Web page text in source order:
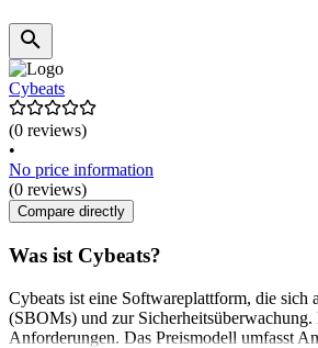
Cybeats
(0 reviews)
•
No price information
(0 reviews)
Compare directly
Was ist Cybeats?
Cybeats ist eine Softwareplattform, die
(SBOMs) und zur
Anforderungen. Das Preismodell umfasst